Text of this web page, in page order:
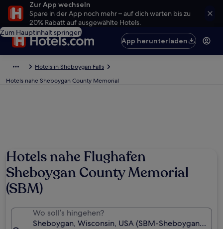
Zur App wechseln
Spare in der App noch mehr – auf dich warten bis zu
20% Rabatt auf ausgewählte Hotels.
Zum Hauptinhalt springen
App herunterladen
Hotels in Sheboygan Falls
Hotels nahe Sheboygan County Memorial
Hotels nahe Flughafen
Sheboygan County Memorial
(SBM)
Wo soll’s hingehen?
Sheboygan, Wisconsin, USA (SBM-Sheboygan